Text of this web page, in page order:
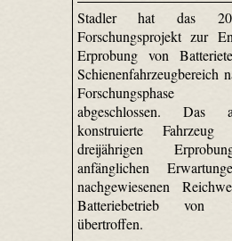
Stadler hat das
Forschungsprojekt zur
Erprobung von
Schienenfahrzeugbereich
abgeschlossen. Das
konstruierte
dreijährigen
anfänglichen
nachgewiesenen
Batteriebetrieb von
übertroffen.